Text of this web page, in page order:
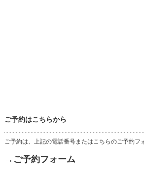
ご予約はこちらから
ご予約は、上記の電話番号またはこちらのご予約フ
→ご予約フォーム